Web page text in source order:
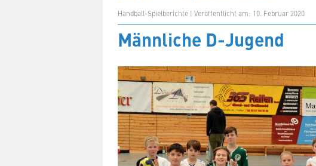
Handball-Spielberichte | Veröffentlicht am: 10. Februar 2020
Männliche D-Jugend